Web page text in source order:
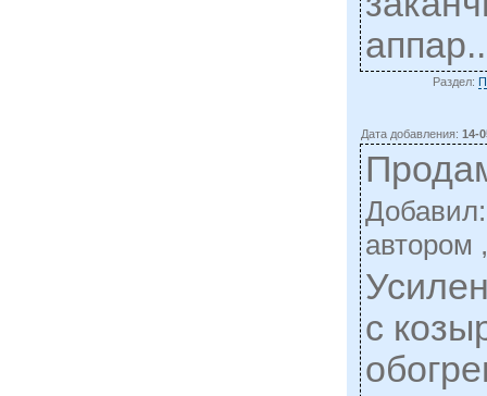
Раздел:
Дата добавления:14-
автором
с